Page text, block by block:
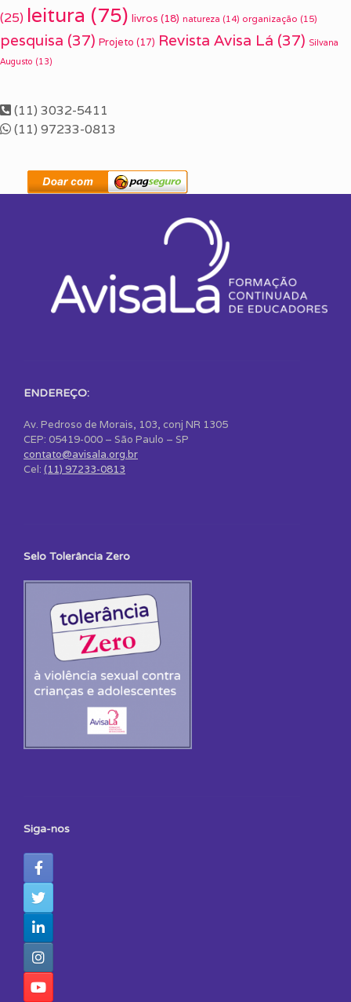
(25) leitura (75) livros (18) natureza (14) organização (15)
pesquisa (37) Projeto (17) Revista Avisa Lá (37) Silvana
Augusto (13)
(11) 3032-5411
(11) 97233-0813
ENDEREÇO:
Av. Pedroso de Morais, 103, conj NR 1305
CEP: 05419-000 – São Paulo – SP
contato@avisala.org.br
Cel: (11) 97233-0813
Selo Tolerância Zero
Siga-nos